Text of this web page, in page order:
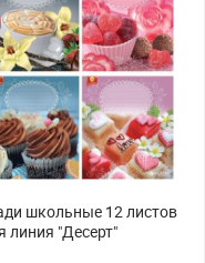
школьные 12 листов
линия "Десерт"